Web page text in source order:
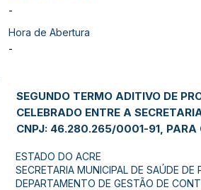
-
Hora de Abertura
-
SEGUNDO TERMO ADITIVO DE
CELEBRADO ENTRE A
CNPJ: 46.280.265/0001-91, PARA
ESTADO DO ACRE
SECRETARIA MUNICIPAL DE SAÚDE DE
DEPARTAMENTO DE GESTÃO DE